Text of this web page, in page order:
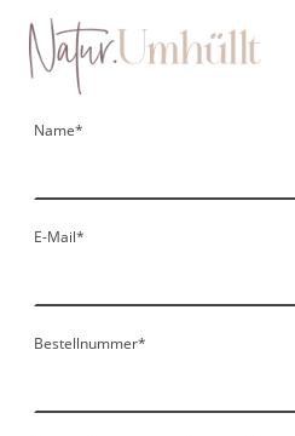
Name*
E-Mail*
Bestellnummer*